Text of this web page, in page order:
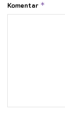
Komentar *